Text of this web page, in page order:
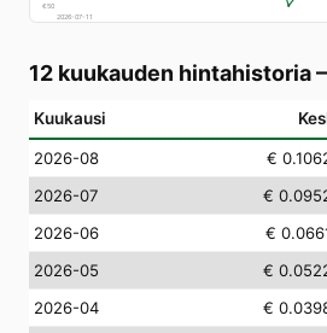
€50
2026-07-11
12 kuukauden hintahistoria
Kuukausi
2026-08 €
2026-07
€
2026-06
€
2026-05
€
2026-04
€